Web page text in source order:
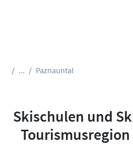
... Paznauntal
Skischulen und